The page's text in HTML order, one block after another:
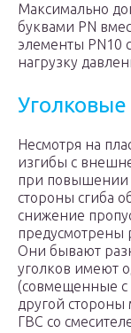
Максимально
буквами PN
элементы PN10
нагрузку
Несмотря на
изгибы с
при повышении
стороны сгиба
снижение
предусмотрены
Они бывают
уголков имеют
(совмещенные
другой стороны
ГВС со